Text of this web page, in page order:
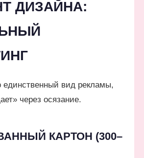
ДИЗАЙНА:
единственный вид рекламы,
через осязание.
КАРТОН (300–